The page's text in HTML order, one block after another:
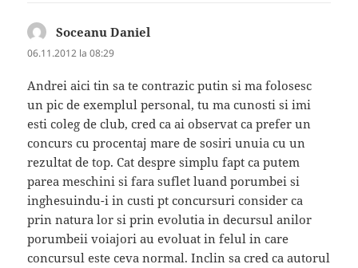
Soceanu Daniel
06.11.2012 la 08:29
Andrei aici tin sa te contrazic putin si ma folosesc
un pic de exemplul personal, tu ma cunosti si imi
esti coleg de club, cred ca ai observat ca prefer un
concurs cu procentaj mare de sosiri unuia cu un
rezultat de top. Cat despre simplu fapt ca putem
parea meschini si fara suflet luand porumbei si
inghesuindu-i in custi pt concursuri consider ca
prin natura lor si prin evolutia in decursul anilor
porumbeii voiajori au evoluat in felul in care
concursul este ceva normal. Inclin sa cred ca autorul